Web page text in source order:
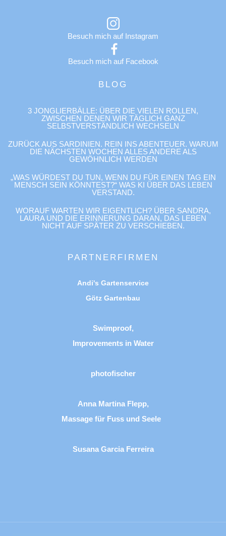
Besuch mich auf Instagram
Besuch mich auf Facebook
BLOG
3 JONGLIERBÄLLE: ÜBER DIE VIELEN ROLLEN,
ZWISCHEN DENEN WIR TÄGLICH GANZ
SELBSTVERSTÄNDLICH WECHSELN
ZURÜCK AUS SARDINIEN. REIN INS ABENTEUER. WARUM
DIE NÄCHSTEN WOCHEN ALLES ANDERE ALS
GEWÖHNLICH WERDEN
„WAS WÜRDEST DU TUN, WENN DU FÜR EINEN TAG EIN
MENSCH SEIN KÖNNTEST?“ WAS KI ÜBER DAS LEBEN
VERSTAND.
WORAUF WARTEN WIR EIGENTLICH? ÜBER SANDRA,
LAURA UND DIE ERINNERUNG DARAN, DAS LEBEN
NICHT AUF SPÄTER ZU VERSCHIEBEN.
PARTNERFIRMEN
Andi's Gartenservice
Götz Gartenbau
Swimproof,
Improvements in Water
photofischer
Anna Martina Flepp,
Massage für Fuss und Seele
Susana Garcia Ferreira